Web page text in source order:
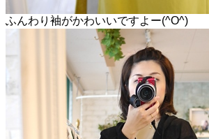
ふんわり袖がかわいいですよー(^O^)